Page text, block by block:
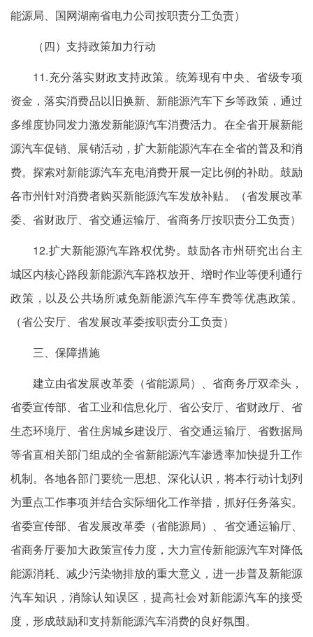
能源局、国网湖南省电力公司按职责分工负责）
（四）支持政策加力行动
11.充分落实财政支持政策。统筹现有中央、省级专项
资金，落实消费品以旧换新、新能源汽车下乡等政策，通过
多维度协同发力激发新能源汽车消费活力。在全省开展新能
源汽车促销、展销活动，扩大新能源汽车在全省的普及和消
费。探索对新能源汽车充电消费开展一定比例的补助。鼓励
各市州针对消费者购买新能源汽车发放补贴。（省发展改革
委、省财政厅、省交通运输厅、省商务厅按职责分工负责）
12.扩大新能源汽车路权优势。鼓励各市州研究出台主
城区内核心路段新能源汽车路权放开、增时作业等便利通行
政策，以及公共场所减免新能源汽车停车费等优惠政策。
（省公安厅、省发展改革委按职责分工负责）
三、保障措施
建立由省发展改革委（省能源局）、省商务厅双牵头，
省委宣传部、省工业和信息化厅、省公安厅、省财政厅、省
生态环境厅、省住房城乡建设厅、省交通运输厅、省数据局
等省直相关部门组成的全省新能源汽车渗透率加快提升工作
机制。各地各部门要统一思想、深化认识，将本行动计划列
为重点工作事项并结合实际细化工作举措，抓好任务落实。
省委宣传部、省发展改革委（省能源局）、省交通运输厅、
省商务厅要加大政策宣传力度，大力宣传新能源汽车对降低
能源消耗、减少污染物排放的重大意义，进一步普及新能源
汽车知识，消除认知误区，提高社会对新能源汽车的接受
度，形成鼓励和支持新能源汽车消费的良好氛围。